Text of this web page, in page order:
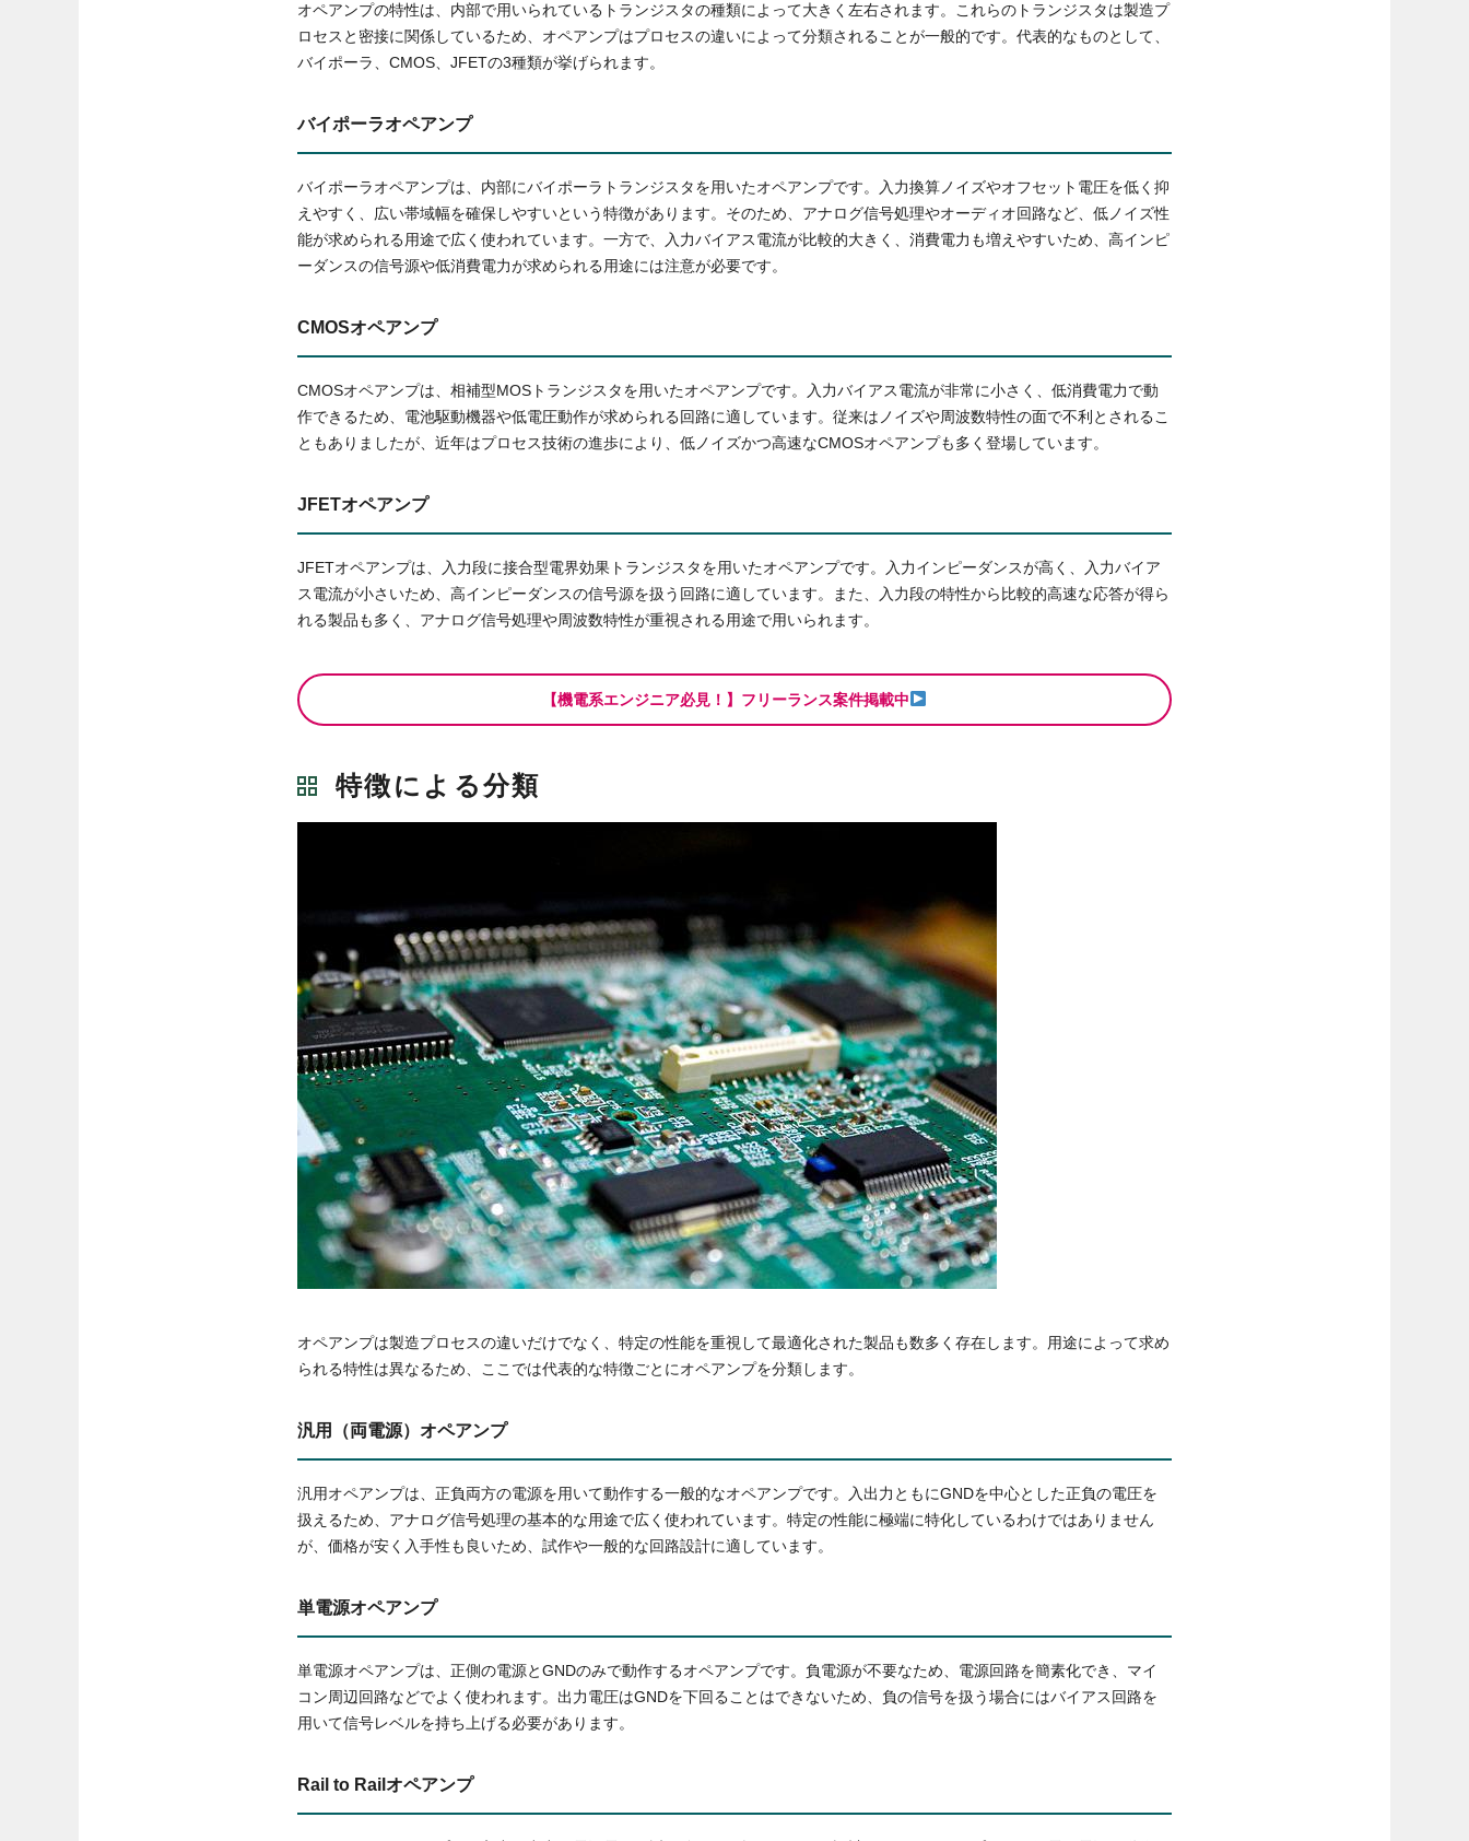
オペアンプの特性は、内部で用いられているトランジスタの種類によって大きく左右されます。これらのトランジスタは製造プ
ロセスと密接に関係しているため、オペアンプはプロセスの違いによって分類されることが一般的です。代表的なものとして、
バイポーラ、CMOS、JFETの3種類が挙げられます。
バイポーラオペアンプ
バイポーラオペアンプは、内部にバイポーラトランジスタを用いたオペアンプです。入力換算ノイズやオフセット電圧を低く抑
えやすく、広い帯域幅を確保しやすいという特徴があります。そのため、アナログ信号処理やオーディオ回路など、低ノイズ性
能が求められる用途で広く使われています。一方で、入力バイアス電流が比較的大きく、消費電力も増えやすいため、高インピ
ーダンスの信号源や低消費電力が求められる用途には注意が必要です。
CMOSオペアンプ
CMOSオペアンプは、相補型MOSトランジスタを用いたオペアンプです。入力バイアス電流が非常に小さく、低消費電力で動
作できるため、電池駆動機器や低電圧動作が求められる回路に適しています。従来はノイズや周波数特性の面で不利とされるこ
ともありましたが、近年はプロセス技術の進歩により、低ノイズかつ高速なCMOSオペアンプも多く登場しています。
JFETオペアンプ
JFETオペアンプは、入力段に接合型電界効果トランジスタを用いたオペアンプです。入力インピーダンスが高く、入力バイア
ス電流が小さいため、高インピーダンスの信号源を扱う回路に適しています。また、入力段の特性から比較的高速な応答が得ら
れる製品も多く、アナログ信号処理や周波数特性が重視される用途で用いられます。
【機電系エンジニア必見！】フリーランス案件掲載中
特徴による分類
オペアンプは製造プロセスの違いだけでなく、特定の性能を重視して最適化された製品も数多く存在します。用途によって求め
られる特性は異なるため、ここでは代表的な特徴ごとにオペアンプを分類します。
汎用（両電源）オペアンプ
汎用オペアンプは、正負両方の電源を用いて動作する一般的なオペアンプです。入出力ともにGNDを中心とした正負の電圧を
扱えるため、アナログ信号処理の基本的な用途で広く使われています。特定の性能に極端に特化しているわけではありません
が、価格が安く入手性も良いため、試作や一般的な回路設計に適しています。
単電源オペアンプ
単電源オペアンプは、正側の電源とGNDのみで動作するオペアンプです。負電源が不要なため、電源回路を簡素化でき、マイ
コン周辺回路などでよく使われます。出力電圧はGNDを下回ることはできないため、負の信号を扱う場合にはバイアス回路を
用いて信号レベルを持ち上げる必要があります。
Rail to Railオペアンプ